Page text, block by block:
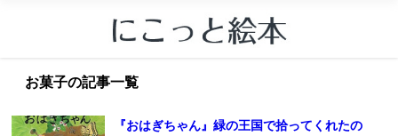
お菓子の記事一覧
『おはぎちゃん』緑の王国で拾ってくれたの